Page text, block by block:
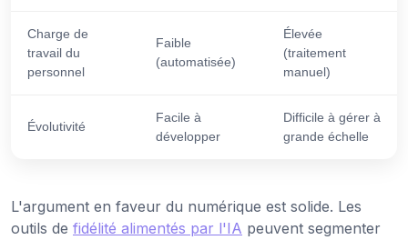
Charge de
travail du
personnel
Faible
(automatisée)
Élevée
(traitement
manuel)
Évolutivité
Facile à
développer
Difficile à gérer à
grande échelle
L'argument en faveur du numérique est solide. Les
outils de fidélité alimentés par l'IA peuvent segmenter